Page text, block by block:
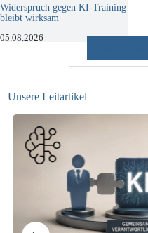
Widerspruch gegen KI-Training
bleibt wirksam
05.08.2026
Unsere Leitartikel